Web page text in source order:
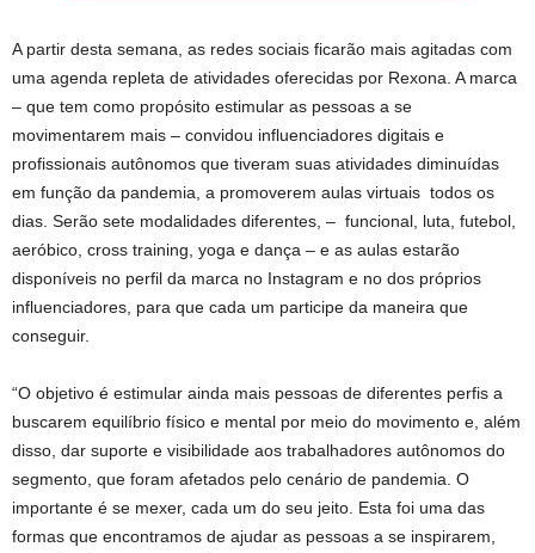
A partir desta semana, as redes sociais ficarão mais agitadas com
uma agenda repleta de atividades oferecidas por Rexona. A marca
– que tem como propósito estimular as pessoas a se
movimentarem mais – convidou influenciadores digitais e
profissionais autônomos que tiveram suas atividades diminuídas
em função da pandemia, a promoverem aulas virtuais todos os
dias. Serão sete modalidades diferentes, – funcional, luta, futebol,
aeróbico, cross training, yoga e dança – e as aulas estarão
disponíveis no perfil da marca no Instagram e no dos próprios
influenciadores, para que cada um participe da maneira que
conseguir.
“O objetivo é estimular ainda mais pessoas de diferentes perfis a
buscarem equilíbrio físico e mental por meio do movimento e, além
disso, dar suporte e visibilidade aos trabalhadores autônomos do
segmento, que foram afetados pelo cenário de pandemia. O
importante é se mexer, cada um do seu jeito. Esta foi uma das
formas que encontramos de ajudar as pessoas a se inspirarem,